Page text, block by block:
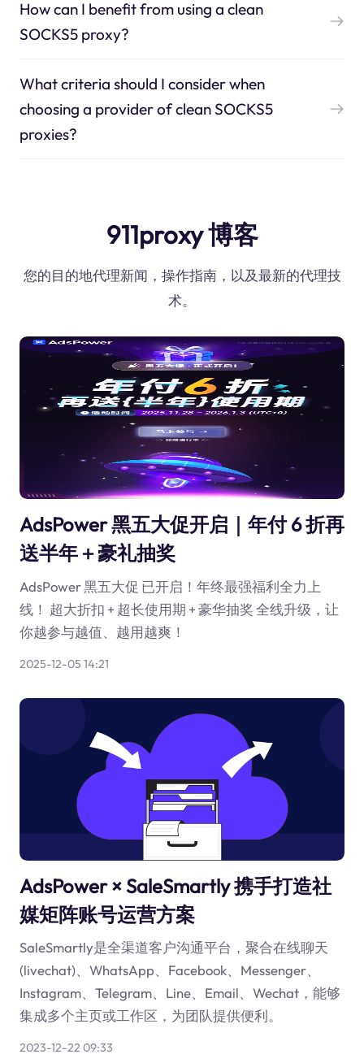
How can I benefit from using a clean
SOCKS5 proxy?
What criteria should I consider when
choosing a provider of clean SOCKS5
proxies?
911proxy 博客
您的目的地代理新闻，操作指南，以及最新的代理技
术。
AdsPower 黑五大促开启｜年付 6 折再
送半年＋豪礼抽奖
AdsPower 黑五大促 已开启！年终最强福利全力上
线！ 超大折扣 + 超长使用期 + 豪华抽奖 全线升级，让
你越参与越值、越用越爽！
2025-12-05 14:21
AdsPower × SaleSmartly 携手打造社
媒矩阵账号运营方案
SaleSmartly是全渠道客户沟通平台，聚合在线聊天
(livechat)、WhatsApp、Facebook、Messenger、
Instagram、Telegram、Line、Email、Wechat，能够
集成多个主页或工作区，为团队提供便利。
2023-12-22 09:33